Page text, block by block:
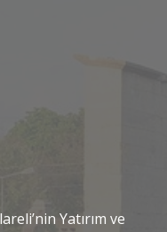
Yatırım ve